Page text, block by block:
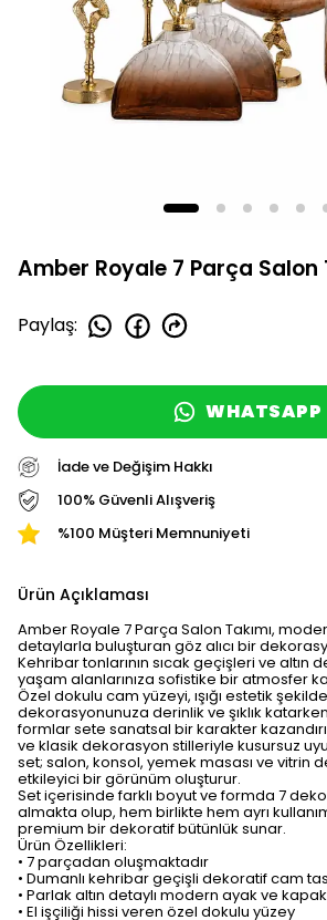
Amber Royale 7 Parça Salon
Paylaş:
WHATSAPP
İade ve Değişim Hakkı
100% Güvenli Alışveriş
%100 Müşteri Memnuniyeti
Ürün Açıklaması
Amber Royale 7 Parça Salon Takımı,
detaylarla buluşturan göz alıcı bir
Kehribar tonlarının sıcak geçişleri ve altın
yaşam alanlarınıza sofistike bir atmosfer
Özel dokulu cam yüzeyi, ışığı estetik
dekorasyonunuza derinlik ve şıklık
formlar sete sanatsal bir karakter
ve klasik dekorasyon stilleriyle kusursuz
set; salon, konsol, yemek masası ve vitrin
etkileyici bir görünüm oluşturur.
Set içerisinde farklı boyut ve formda 7
almakta olup, hem birlikte hem ayrı
premium bir dekoratif bütünlük sunar.
Ürün Özellikleri:
• 7 parçadan oluşmaktadır
• Dumanlı kehribar geçişli dekoratif cam
• Parlak altın detaylı modern ayak ve
• El işçiliği hissi veren özel dokulu yüzey